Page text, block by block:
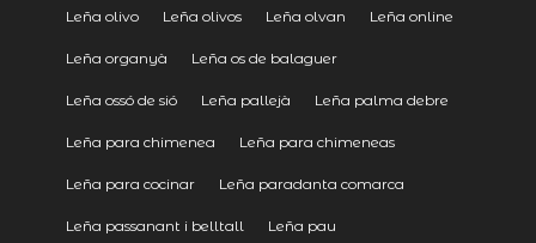
Leña olivo Leña olivos Leña olvan Leña online
Leña organyà Leña os de balaguer
Leña ossó de sió Leña pallejà Leña palma debre
Leña para chimenea Leña para chimeneas
Leña para cocinar Leña paradanta comarca
Leña passanant i belltall Leña pau